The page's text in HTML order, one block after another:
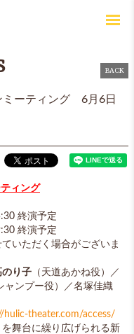
BACK
ミーティング 6月6日
ィング​
終演予定
終演予定
いただく場合がございま
のり子 （天道あかね役）／
ャンプー役）／名塚佳織
hulic-theater.com/access/
舞台に繰り広げられる新